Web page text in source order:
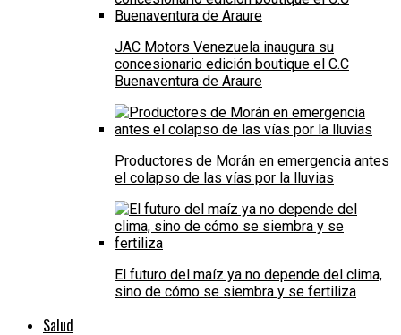
JAC Motors Venezuela inaugura su
concesionario edición boutique el C.C
Buenaventura de Araure
Productores de Morán en emergencia antes
el colapso de las vías por la lluvias
El futuro del maíz ya no depende del clima,
sino de cómo se siembra y se fertiliza
Salud